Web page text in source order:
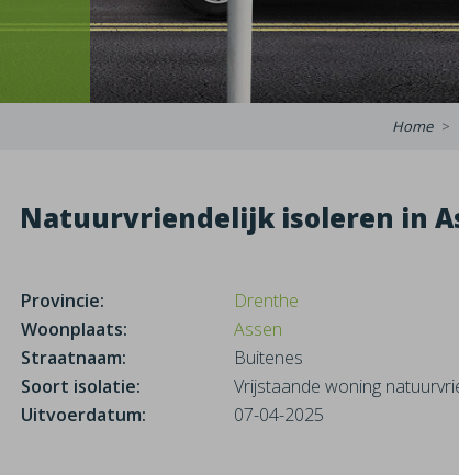
Home
Natuurvriendelijk isoleren in
Provincie:
Drenthe
Woonplaats:
Assen
Straatnaam:
Buitenes
Soort isolatie:
Vrijstaande woning
Uitvoerdatum:
07-04-2025